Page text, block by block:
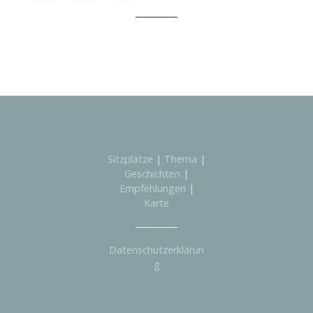
Sitzplätze | Thema |
Geschichten |
Empfehlungen |
Karte
Datenschutzerklärun
g